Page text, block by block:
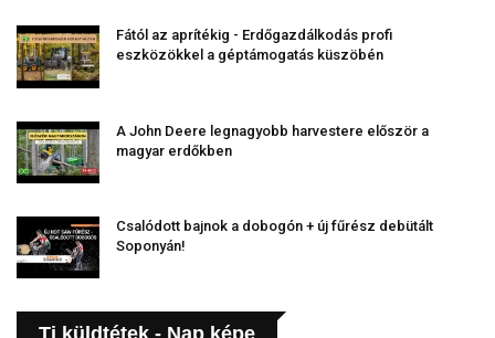
Fától az aprítékig - Erdőgazdálkodás profi
eszközökkel a géptámogatás küszöbén
A John Deere legnagyobb harvestere először a
magyar erdőkben
Csalódott bajnok a dobogón + új fűrész debütált
Soponyán!